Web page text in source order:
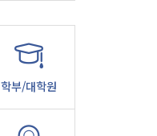
학부/대학원